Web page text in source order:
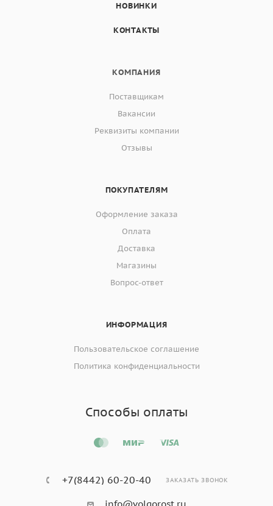
НОВИНКИ
КОНТАКТЫ
КОМПАНИЯ
Поставщикам
Вакансии
Реквизиты компании
Отзывы
ПОКУПАТЕЛЯМ
Оформление заказа
Оплата
Доставка
Магазины
Вопрос-ответ
ИНФОРМАЦИЯ
Пользовательское соглашение
Политика конфиденциальности
Способы оплаты
+7(8442) 60-20-40 ЗАКАЗАТЬ ЗВОНОК